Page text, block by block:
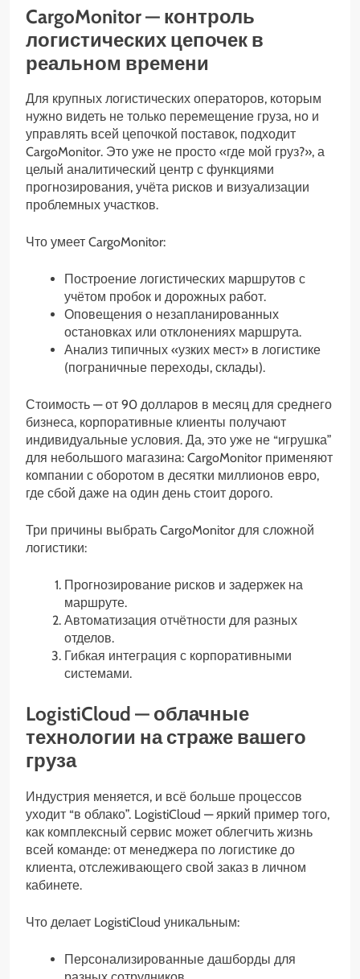
CargoMonitor — контроль
логистических цепочек в
реальном времени
Для крупных логистических операторов, которым
нужно видеть не только перемещение груза, но и
управлять всей цепочкой поставок, подходит
CargoMonitor. Это уже не просто «где мой груз?», а
целый аналитический центр с функциями
прогнозирования, учёта рисков и визуализации
проблемных участков.
Что умеет CargoMonitor:
Построение логистических маршрутов с
учётом пробок и дорожных работ.
Оповещения о незапланированных
остановках или отклонениях маршрута.
Анализ типичных «узких мест» в логистике
(пограничные переходы, склады).
Стоимость — от 90 долларов в месяц для среднего
бизнеса, корпоративные клиенты получают
индивидуальные условия. Да, это уже не “игрушка”
для небольшого магазина: CargoMonitor применяют
компании с оборотом в десятки миллионов евро,
где сбой даже на один день стоит дорого.
Три причины выбрать CargoMonitor для сложной
логистики:
Прогнозирование рисков и задержек на
маршруте.
Автоматизация отчётности для разных
отделов.
Гибкая интеграция с корпоративными
системами.
LogistiCloud — облачные
технологии на страже вашего
груза
Индустрия меняется, и всё больше процессов
уходит “в облако”. LogistiCloud — яркий пример того,
как комплексный сервис может облегчить жизнь
всей команде: от менеджера по логистике до
клиента, отслеживающего свой заказ в личном
кабинете.
Что делает LogistiCloud уникальным:
Персонализированные дашборды для